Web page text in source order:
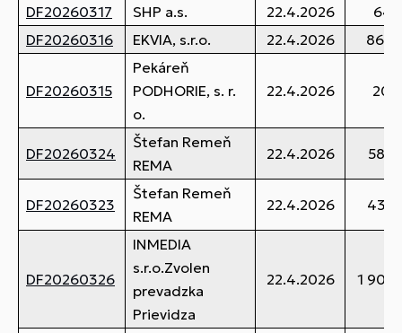
DF20260317
SHP a.s. 22.4.2026
DF20260316
EKVIA, s.r.o. 22.4.2026
DF20260315
Pekáreň
PODHORIE, s. r.
o.
22.4.2026
DF20260324
Štefan Remeň
REMA
22.4.2026
DF20260323
Štefan Remeň
REMA
22.4.2026
DF20260326
INMEDIA
s.r.o.Zvolen
prevadzka
Prievidza
22.4.2026 1